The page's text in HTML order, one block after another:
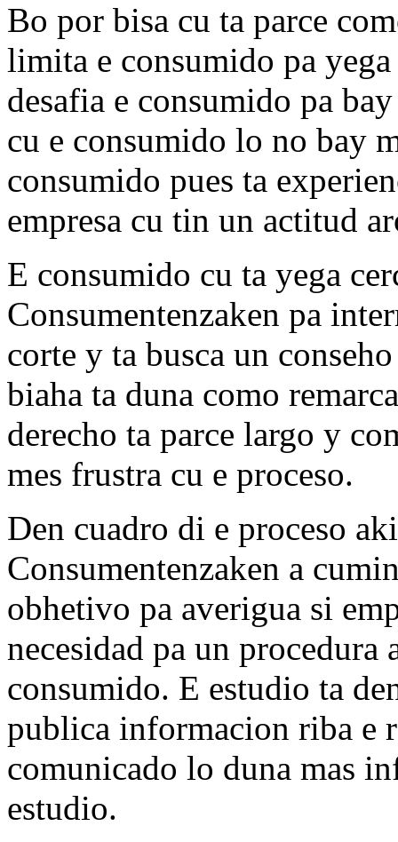
Bo por bisa cu ta parce
limita e consumido pa
desafia e consumido pa
cu e consumido lo no bay
consumido pues ta
empresa cu tin un actitud
E consumido cu ta yega
Consumentenzaken pa
corte y ta busca un
biaha ta duna como
derecho ta parce largo y
mes frustra cu e proceso.
Den cuadro di e proceso
Consumentenzaken a
obhetivo pa averigua si
necesidad pa un
consumido. E estudio ta
publica informacion riba e
comunicado lo duna mas
estudio.